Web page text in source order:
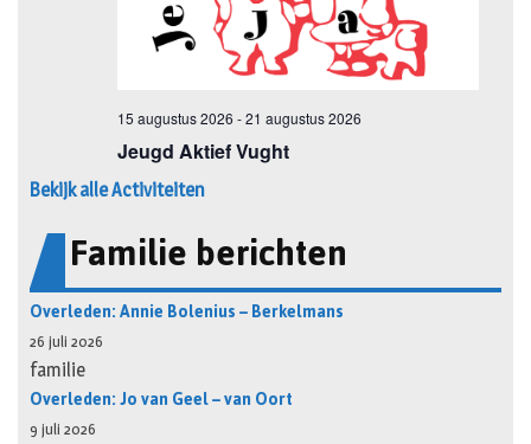
Bekijk alle Activiteiten
Familie berichten
Overleden: Annie Bolenius – Berkelmans
26 juli 2026
familie
Overleden: Jo van Geel – van Oort
9 juli 2026